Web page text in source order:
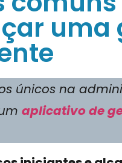
uma
únicos na
aplicativo de